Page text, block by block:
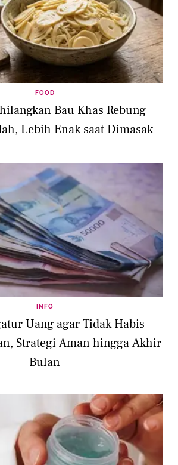
FOOD
Bau Khas Rebung
Lebih Enak saat Dimasak
INFO
Uang agar Tidak Habis
Strategi Aman hingga Akhir
Bulan